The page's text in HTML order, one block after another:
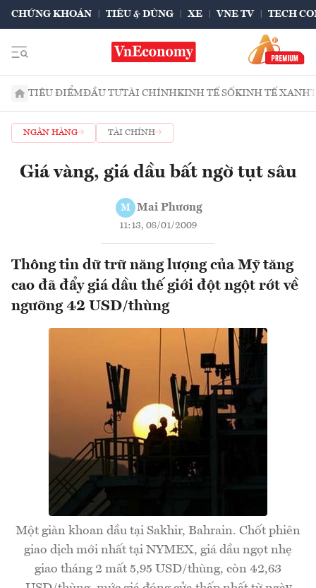
CHỨNG KHOÁN TIÊU & DÙNG XE VNE TV TECH
TIÊU ĐIỂMĐẦU TƯTÀI CHÍNHKINH TẾ SỐKINH TẾ XANH
NGÂN HÀNG TÀI CHÍNH
Giá vàng, giá dầu bất ngờ tụt sâu
M Mai Phương
11:13, 08/01/2009
Thông tin dữ trữ năng lượng của Mỹ tăng
cao đã đẩy giá dầu thế giới đột ngột rớt về
ngưỡng 42 USD/thùng
Một giàn khoan dầu tại Sakhir, Bahrain. Chốt phiên
giao dịch mới nhất tại NYMEX, giá dầu ngọt nhẹ
giao tháng 2 mất 5,95 USD/thùng, còn 42,63